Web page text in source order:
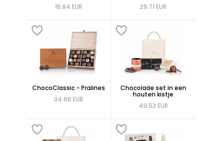
15.84 EUR
29.71 EUR
ChocoClassic - Pralines
34.66 EUR
Chocolade set in een
houten kistje
49.52 EUR